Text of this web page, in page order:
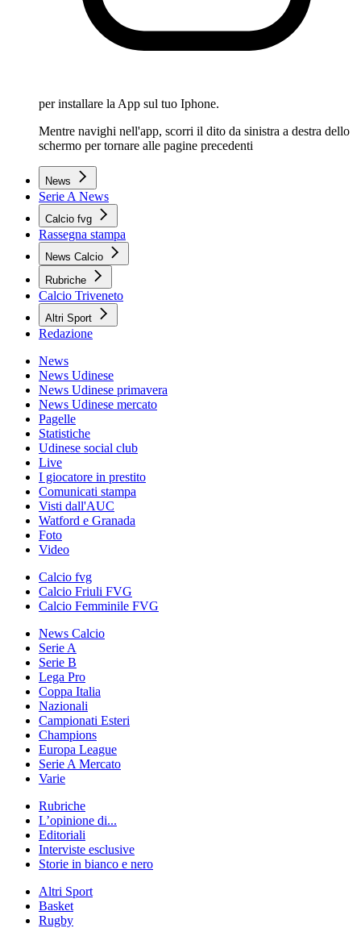
per installare la App sul tuo Iphone.
Mentre navighi nell'app, scorri il dito da sinistra a destra dello
schermo per tornare alle pagine precedenti
News
Serie A News
Calcio fvg
Rassegna stampa
News Calcio
Rubriche
Calcio Triveneto
Altri Sport
Redazione
News
News Udinese
News Udinese primavera
News Udinese mercato
Pagelle
Statistiche
Udinese social club
Live
I giocatore in prestito
Comunicati stampa
Visti dall'AUC
Watford e Granada
Foto
Video
Calcio fvg
Calcio Friuli FVG
Calcio Femminile FVG
News Calcio
Serie A
Serie B
Lega Pro
Coppa Italia
Nazionali
Campionati Esteri
Champions
Europa League
Serie A Mercato
Varie
Rubriche
L’opinione di...
Editoriali
Interviste esclusive
Storie in bianco e nero
Altri Sport
Basket
Rugby